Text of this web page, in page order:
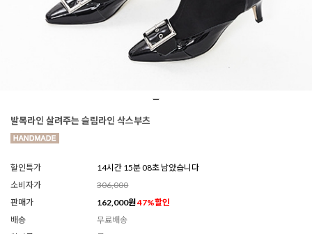
발목라인 살려주는 슬림라인 삭스부츠
할인특가
14시간 15분 06초 남았습니다
소비자가
306,000
판매가
162,000원47%할인
배송
무료배송